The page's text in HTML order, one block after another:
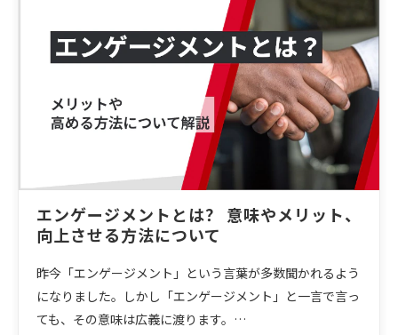
エンゲージメントとは？ 意味やメリット、
向上させる方法について
昨今「エンゲージメント」という言葉が多数聞かれるよう
になりました。しかし「エンゲージメント」と一言で言っ
ても、その意味は広義に渡ります。…